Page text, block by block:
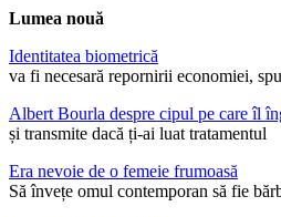
Lumea nouă
Identitatea biometrică
va fi necesară repornirii economiei,
Albert Bourla despre cipul pe care îl
și transmite dacă ți-ai luat tratamentul
Era nevoie de o femeie frumoasă
Să învețe omul contemporan să fie